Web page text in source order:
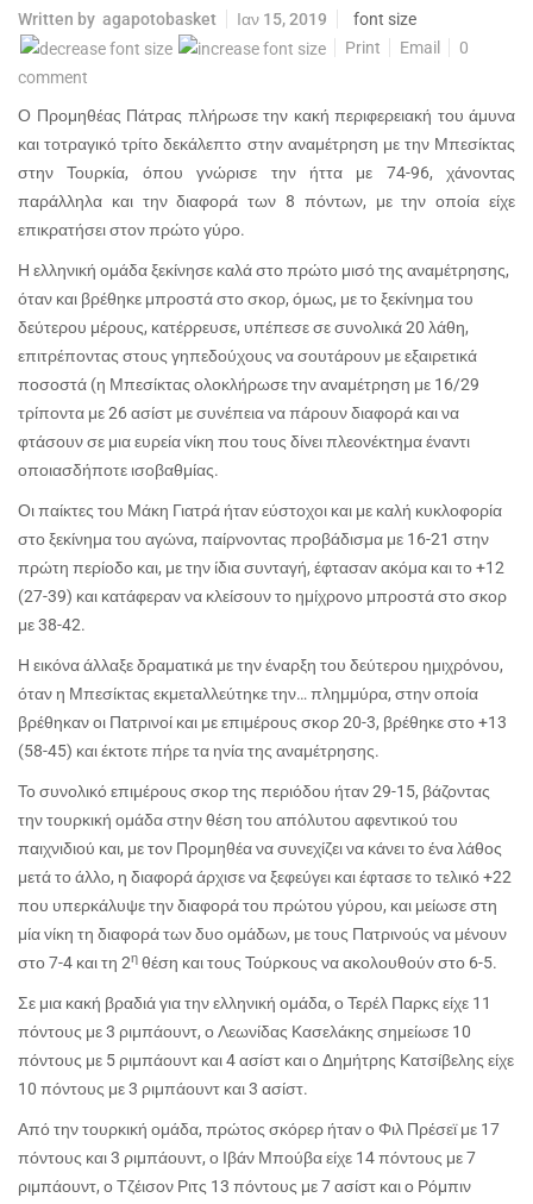
Written by agapotobasket Ιαν 15, 2019
font size
Print
Email
0
comment
Ο Προμηθέας Πάτρας πλήρωσε την κακή περιφερειακή του άμυνα
και τοτραγικό τρίτο δεκάλεπτο στην αναμέτρηση με την Μπεσίκτας
στην Τουρκία, όπου γνώρισε την ήττα με 74-96, χάνοντας
παράλληλα και την διαφορά των 8 πόντων, με την οποία είχε
επικρατήσει στον πρώτο γύρο.
Η ελληνική ομάδα ξεκίνησε καλά στο πρώτο μισό της αναμέτρησης,
όταν και βρέθηκε μπροστά στο σκορ, όμως, με το ξεκίνημα του
δεύτερου μέρους, κατέρρευσε, υπέπεσε σε συνολικά 20 λάθη,
επιτρέποντας στους γηπεδούχους να σουτάρουν με εξαιρετικά
ποσοστά (η Μπεσίκτας ολοκλήρωσε την αναμέτρηση με 16/29
τρίποντα με 26 ασίστ με συνέπεια να πάρουν διαφορά και να
φτάσουν σε μια ευρεία νίκη που τους δίνει πλεονέκτημα έναντι
οποιασδήποτε ισοβαθμίας.
Οι παίκτες του Μάκη Γιατρά ήταν εύστοχοι και με καλή κυκλοφορία
στο ξεκίνημα του αγώνα, παίρνοντας προβάδισμα με 16-21 στην
πρώτη περίοδο και, με την ίδια συνταγή, έφτασαν ακόμα και το +12
(27-39) και κατάφεραν να κλείσουν το ημίχρονο μπροστά στο σκορ
με 38-42.
Η εικόνα άλλαξε δραματικά με την έναρξη του δεύτερου ημιχρόνου,
όταν η Μπεσίκτας εκμεταλλεύτηκε την… πλημμύρα, στην οποία
βρέθηκαν οι Πατρινοί και με επιμέρους σκορ 20-3, βρέθηκε στο +13
(58-45) και έκτοτε πήρε τα ηνία της αναμέτρησης.
Το συνολικό επιμέρους σκορ της περιόδου ήταν 29-15, βάζοντας
την τουρκική ομάδα στην θέση του απόλυτου αφεντικού του
παιχνιδιού και, με τον Προμηθέα να συνεχίζει να κάνει το ένα λάθος
μετά το άλλο, η διαφορά άρχισε να ξεφεύγει και έφτασε το τελικό +22
που υπερκάλυψε την διαφορά του πρώτου γύρου, και μείωσε στη
μία νίκη τη διαφορά των δυο ομάδων, με τους Πατρινούς να μένουν
στο 7-4 και τη 2η θέση και τους Τούρκους να ακολουθούν στο 6-5.
Σε μια κακή βραδιά για την ελληνική ομάδα, ο Τερέλ Παρκς είχε 11
πόντους με 3 ριμπάουντ, ο Λεωνίδας Κασελάκης σημείωσε 10
πόντους με 5 ριμπάουντ και 4 ασίστ και ο Δημήτρης Κατσίβελης είχε
10 πόντους με 3 ριμπάουντ και 3 ασίστ.
Από την τουρκική ομάδα, πρώτος σκόρερ ήταν ο Φιλ Πρέσεϊ με 17
πόντους και 3 ριμπάουντ, ο Ιβάν Μπούβα είχε 14 πόντους με 7
ριμπάουντ, ο Τζέισον Ριτς 13 πόντους με 7 ασίστ και ο Ρόμπιν